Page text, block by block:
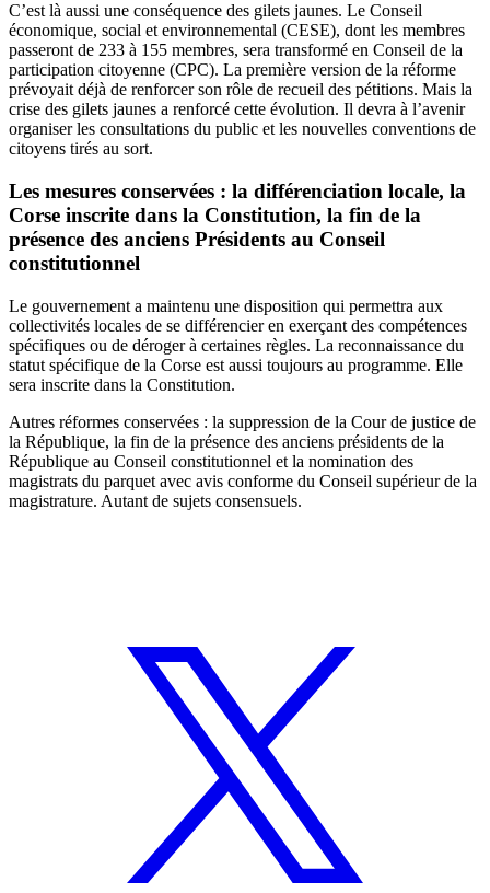
C’est là aussi une conséquence des gilets jaunes. Le Conseil
économique, social et environnemental (CESE), dont les membres
passeront de 233 à 155 membres, sera transformé en Conseil de la
participation citoyenne (CPC). La première version de la réforme
prévoyait déjà de renforcer son rôle de recueil des pétitions. Mais la
crise des gilets jaunes a renforcé cette évolution. Il devra à l’avenir
organiser les consultations du public et les nouvelles conventions de
citoyens tirés au sort.
Les mesures conservées : la différenciation locale, la
Corse inscrite dans la Constitution, la fin de la
présence des anciens Présidents au Conseil
constitutionnel
Le gouvernement a maintenu une disposition qui permettra aux
collectivités locales de se différencier en exerçant des compétences
spécifiques ou de déroger à certaines règles. La reconnaissance du
statut spécifique de la Corse est aussi toujours au programme. Elle
sera inscrite dans la Constitution.
Autres réformes conservées : la suppression de la Cour de justice de
la République, la fin de la présence des anciens présidents de la
République au Conseil constitutionnel et la nomination des
magistrats du parquet avec avis conforme du Conseil supérieur de la
magistrature. Autant de sujets consensuels.